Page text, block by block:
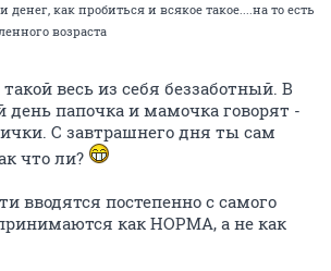
денег, как пробиться и всякое такое....на то есть
возраста
весь из себя беззаботный. В
день папочка и мамочка говорят -
С завтрашнего дня ты сам
что ли?
вводятся постепенно с самого
как НОРМА, а не как